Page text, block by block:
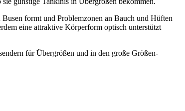
formt und Problemzonen an Bauch und Hüften
eine attraktive Körperform optisch unterstützt
für Übergrößen und in den große Größen-